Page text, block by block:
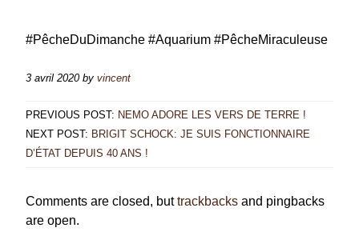
#PêcheDuDimanche #Aquarium #PêcheMiraculeuse
3 avril 2020by vincent
PREVIOUS POST: NEMO ADORE LES VERS DE TERRE !
NEXT POST: BRIGIT SCHOCK: JE SUIS FONCTIONNAIRE
D’ÉTAT DEPUIS 40 ANS !
Comments are closed, buttrackbacks and pingbacks
are open.